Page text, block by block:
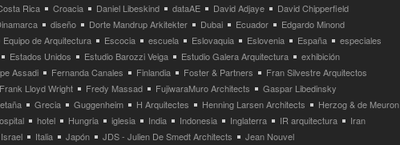
Rica Croacia Daniel Libeskind dataAE David Adjaye
David Chipperfield
diseño Dorte Mandrup Arkitekter Dubai Ecuador
Edgardo Minond
Equipo de Arquitectura Escocia escuela Eslovaquia Eslovenia España
especiales
Estados Unidos Estudio Barozzi Veiga Estudio Galera Arquitectura
exhibición
Assadi Fernanda Canales Finlandia Foster & Partners
Fran Silvestre Arquitectos
Frank Lloyd Wright Fredy Massad FujiwaraMuro Architects
Gaspar Libedinsky
Grecia Guggenheim H Arquitectes Henning Larsen Architects
Herzog & de Meuron
hotel Hungria iglesia India Indonesia Inglaterra IR arquitectura
Iran
Israel Italia Japón JDS - Julien De Smedt Architects
Jean Nouvel